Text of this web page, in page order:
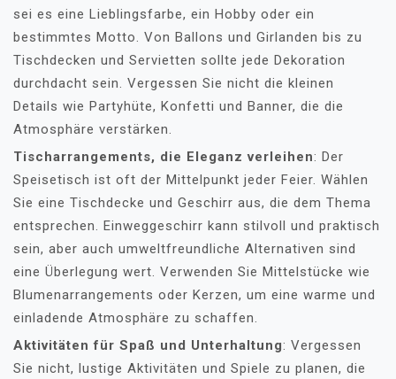
sei es eine Lieblingsfarbe, ein Hobby oder ein
bestimmtes Motto. Von Ballons und Girlanden bis zu
Tischdecken und Servietten sollte jede Dekoration
durchdacht sein. Vergessen Sie nicht die kleinen
Details wie Partyhüte, Konfetti und Banner, die die
Atmosphäre verstärken.
Tischarrangements, die Eleganz verleihen: Der
Speisetisch ist oft der Mittelpunkt jeder Feier. Wählen
Sie eine Tischdecke und Geschirr aus, die dem Thema
entsprechen. Einweggeschirr kann stilvoll und praktisch
sein, aber auch umweltfreundliche Alternativen sind
eine Überlegung wert. Verwenden Sie Mittelstücke wie
Blumenarrangements oder Kerzen, um eine warme und
einladende Atmosphäre zu schaffen.
Aktivitäten für Spaß und Unterhaltung: Vergessen
Sie nicht, lustige Aktivitäten und Spiele zu planen, die